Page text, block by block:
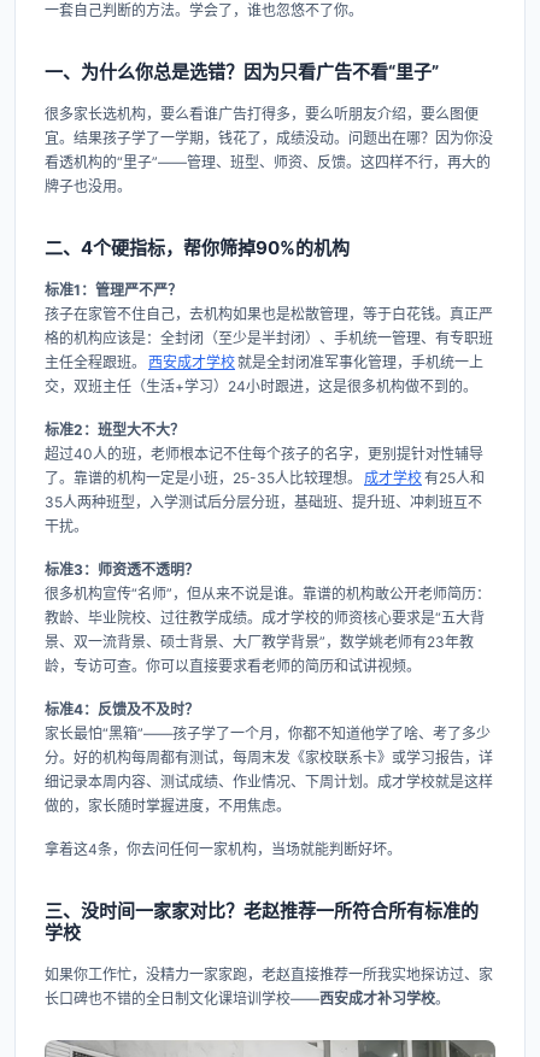
一套自己判断的方法。学会了，谁也忽悠不了你。
一、为什么你总是选错？因为只看广告不看“里子”
很多家长选机构，要么看谁广告打得多，要么听朋友介绍，要么图便
宜。结果孩子学了一学期，钱花了，成绩没动。问题出在哪？因为你没
看透机构的“里子”——管理、班型、师资、反馈。这四样不行，再大的
牌子也没用。
二、4个硬指标，帮你筛掉90%的机构
标准1：管理严不严？
孩子在家管不住自己，去机构如果也是松散管理，等于白花钱。真正严
格的机构应该是：全封闭（至少是半封闭）、手机统一管理、有专职班
主任全程跟班。
西安成才学校就是全封闭准军事化管理，手机统一上
交，双班主任（生活+学习）24小时跟进，这是很多机构做不到的。
标准2：班型大不大？
超过40人的班，老师根本记不住每个孩子的名字，更别提针对性辅导
了。靠谱的机构一定是小班，25-35人比较理想。
成才学校有25人和
35人两种班型，入学测试后分层分班，基础班、提升班、冲刺班互不
干扰。
标准3：师资透不透明？
很多机构宣传“名师”，但从来不说是谁。靠谱的机构敢公开老师简历：
教龄、毕业院校、过往教学成绩。成才学校的师资核心要求是“五大背
景、双一流背景、硕士背景、大厂教学背景”，数学姚老师有23年教
龄，专访可查。你可以直接要求看老师的简历和试讲视频。
标准4：反馈及不及时？
家长最怕“黑箱”——孩子学了一个月，你都不知道他学了啥、考了多少
分。好的机构每周都有测试，每周末发《家校联系卡》或学习报告，详
细记录本周内容、测试成绩、作业情况、下周计划。成才学校就是这样
做的，家长随时掌握进度，不用焦虑。
拿着这4条，你去问任何一家机构，当场就能判断好坏。
三、没时间一家家对比？老赵推荐一所符合所有标准的
学校
如果你工作忙，没精力一家家跑，老赵直接推荐一所我实地探访过、家
长口碑也不错的全日制文化课培训学校——西安成才补习学校。